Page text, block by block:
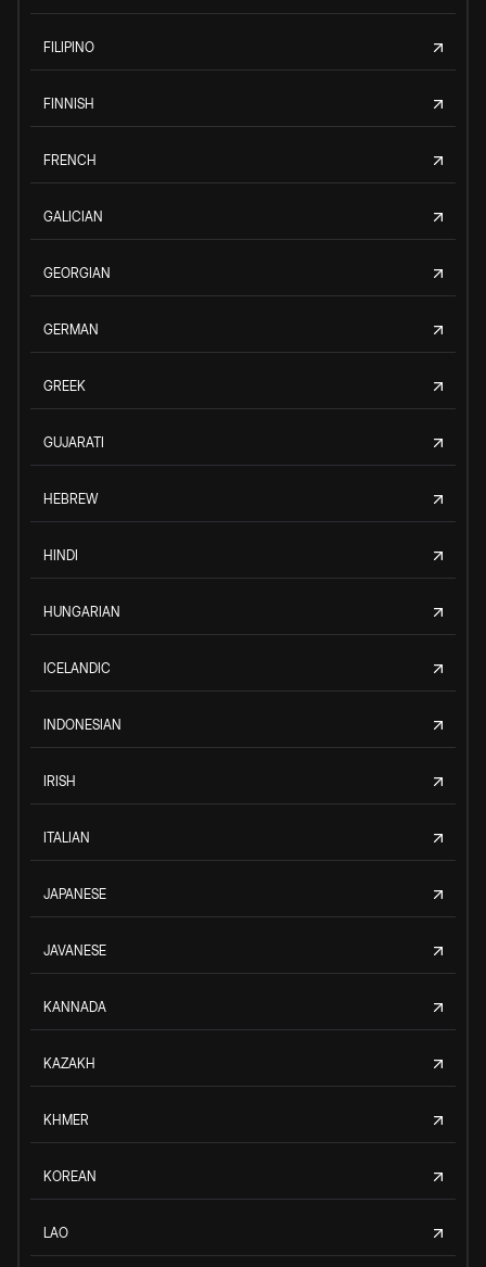
FILIPINO
FINNISH
FRENCH
GALICIAN
GEORGIAN
GERMAN
GREEK
GUJARATI
HEBREW
HINDI
HUNGARIAN
ICELANDIC
INDONESIAN
IRISH
ITALIAN
JAPANESE
JAVANESE
KANNADA
KAZAKH
KHMER
KOREAN
LAO